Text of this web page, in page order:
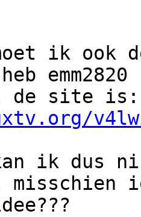
ik ook
emm2820
ik dus
misschien